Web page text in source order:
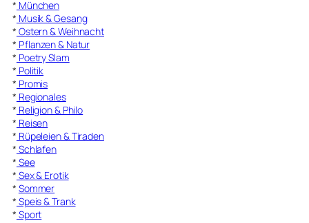
* München
* Musik & Gesang
* Ostern & Weihnacht
* Pflanzen & Natur
* Poetry Slam
* Politik
* Promis
* Regionales
* Religion & Philo
* Reisen
* Rüpeleien & Tiraden
* Schlafen
* See
* Sex & Erotik
* Sommer
* Speis & Trank
* Sport